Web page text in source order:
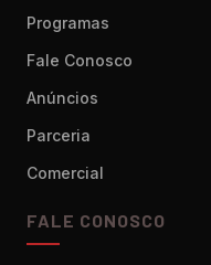
Programas
Fale Conosco
Anúncios
Parceria
Comercial
FALE CONOSCO